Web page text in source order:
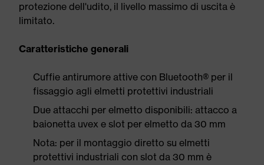
protezione dell'udito, il livello massimo di uscita è
limitato.
Caratteristiche generali
Cuffie antirumore attive con Bluetooth® per il
fissaggio agli elmetti protettivi industriali
Due attacchi per elmetto disponibili: attacco a
baionetta uvex e slot per elmetto da 30 mm
Nota: per il montaggio diretto su elmetti
protettivi industriali con slot da 30 mm è